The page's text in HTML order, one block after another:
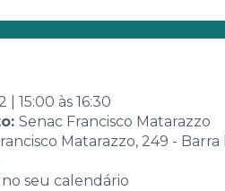
Por áreas Por
Evento 7ª Semana Senac
15:00 às 16:30
Senac Francisco Matarazzo
Matarazzo, 249 -
seu calendário